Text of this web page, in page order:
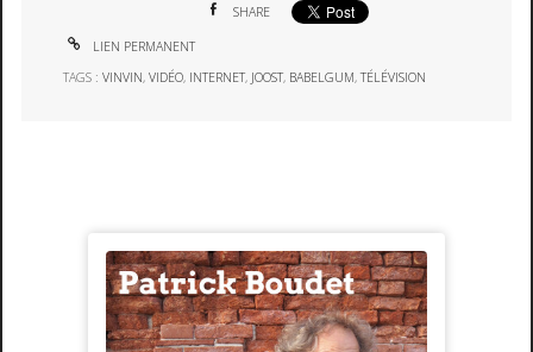
SHARE
LIEN PERMANENT
TAGS :VINVIN,VIDÉO, INTERNET, JOOST, BABELGUM,TÉLÉVISION